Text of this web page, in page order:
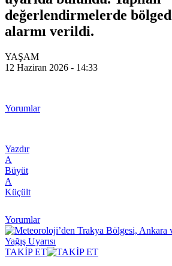
değerlendirmelerde
alarmı verildi.
YAŞAM
12 Haziran 2026 - 14:33
Yorumlar
Yazdır
A
Büyüt
A
Küçült
Yorumlar
TAKİP ET